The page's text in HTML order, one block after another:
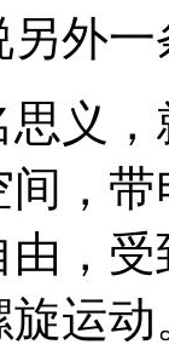
外一
，
，
，
运